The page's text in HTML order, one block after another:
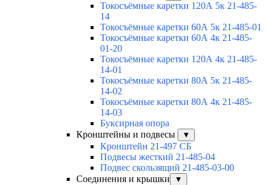
Токосъёмные каретки 120А 5к 21-485-
14
Токосъёмные каретки 60А 5к 21-485-01
Токосъёмные каретки 60А 4к 21-485-
01-20
Токосъёмные каретки 120А 4к 21-485-
14-01
Токосъёмные каретки 80А 5к 21-485-
14-02
Токосъёмные каретки 80А 4к 21-485-
14-03
Буксирная опора
Кронштейны и подвесы
▼
Кронштейн 21-497 СБ
Подвесы жесткий 21-485-04
Подвес скользящий 21-485-03-00
Соединения и крышки
▼